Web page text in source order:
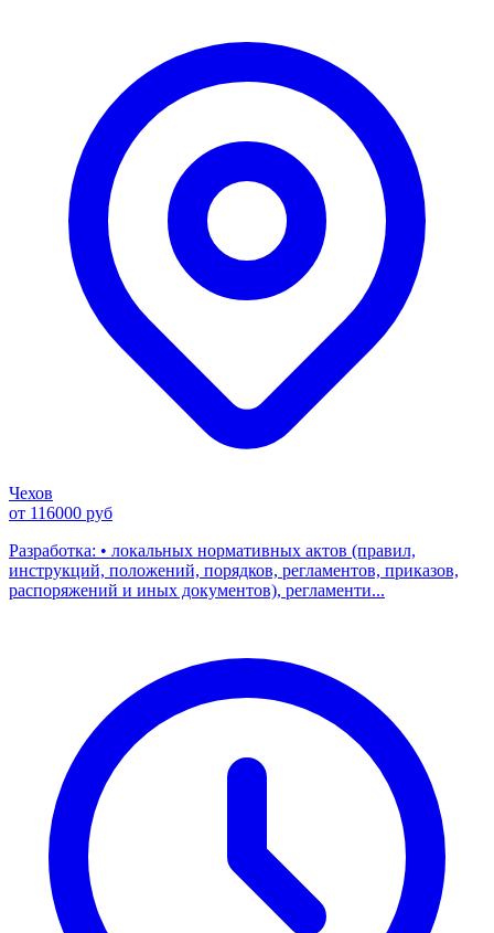
Чехов
от 116000 руб
Разработка: • локальных нормативных актов (правил,
инструкций, положений, порядков, регламентов, приказов,
распоряжений и иных документов), регламенти...